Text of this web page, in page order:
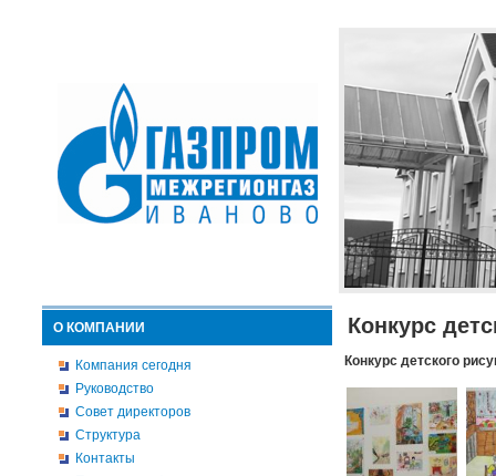
О КОМПАНИИ
Компания сегодня
Руководство
Совет директоров
Структура
Контакты
Конкурс
Конкурс детского